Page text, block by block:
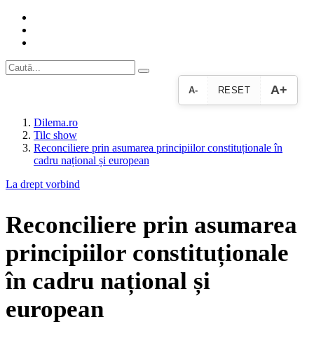
A- RESET A+
Dilema.ro
Tilc show
Reconciliere prin asumarea principiilor constituționale în
cadru național și european
La drept vorbind
Reconciliere prin asumarea
principiilor constituționale
în cadru național și
european